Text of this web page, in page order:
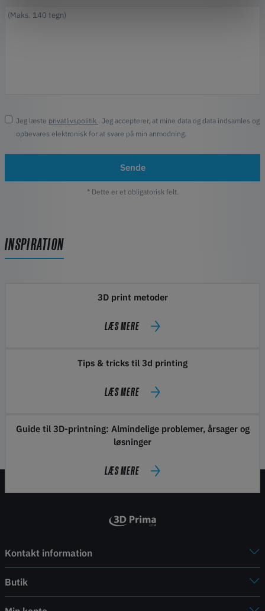
Jeg læste privatlivspolitik
. Jeg accepterer, at mine data og data indsamles og
opbevares elektronisk for at svare på min anmodning.
Sende
* Dette er et obligatorisk felt.
INSPIRATION
3D print metoder
LÆS MERE
Tips & tricks til 3d printing
LÆS MERE
Guide til 3D-printning: Almindelige problemer, årsager og
løsninger
LÆS MERE
Kontakt information
Butik